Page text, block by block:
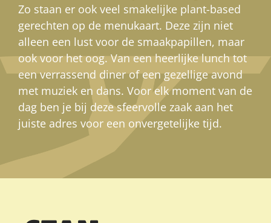
Zo staan er ook veel smakelijke plant-based
gerechten op de menukaart. Deze zijn niet
alleen een lust voor de smaakpapillen, maar
ook voor het oog. Van een heerlijke lunch tot
een verrassend diner of een gezellige avond
met muziek en dans. Voor elk moment van de
dag ben je bij deze sfeervolle zaak aan het
juiste adres voor een onvergetelijke tijd.